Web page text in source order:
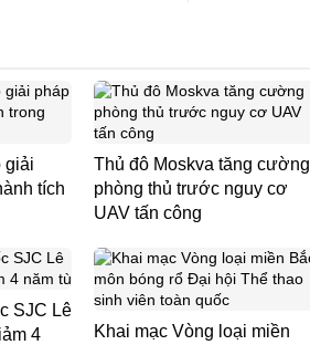
giải
tích
Thủ đô Moskva tăng cường
phòng thủ trước nguy cơ
UAV tấn công
SJC Lê
4
Khai mạc Vòng loại miền